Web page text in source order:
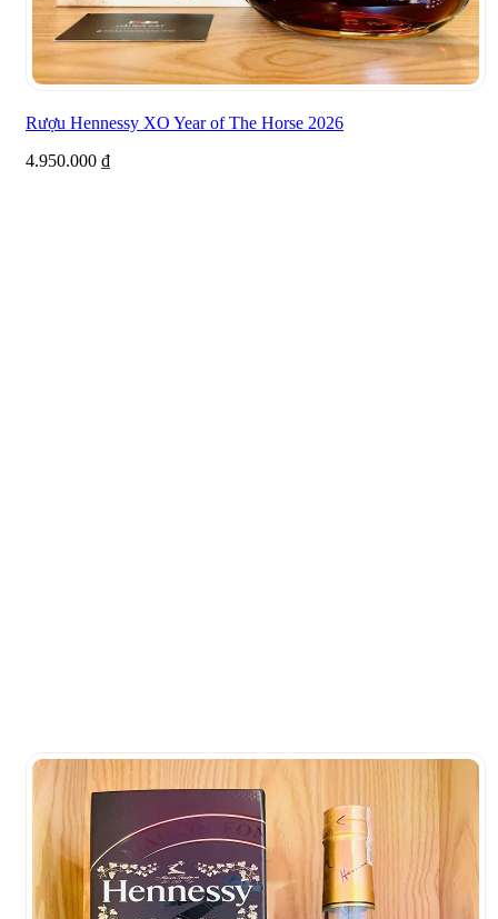
Rượu Hennessy XO Year of The Horse 2026
4.950.000 ₫